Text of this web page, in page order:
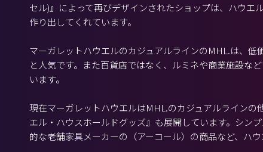
セル)』によって再びデザインされたショップは、ハウエ
作り出してくれています。
マーガレットハウエルのカジュアルラインのMHL.は、低
と人気です。また百貨店ではなく、ルミネや商業施設な
います。
現在マーガレットハウエルはMHL.のカジュアルラインの
エル・ハウスホールドグッズ』も展開しています。シン
的な老舗家具メーカーの（アーコール）の商品など、ハ